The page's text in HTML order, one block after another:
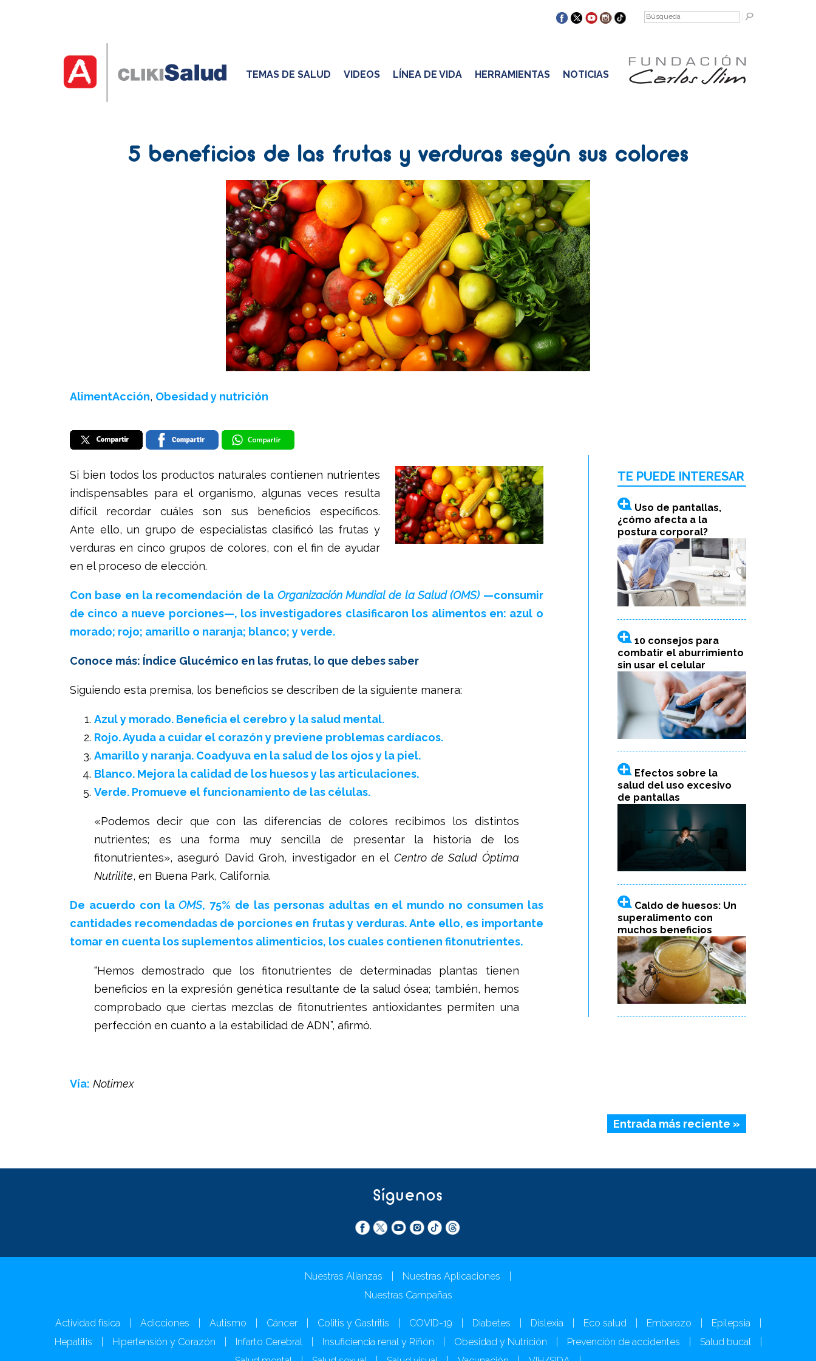
TEMAS DE SALUD VIDEOS LÍNEA DE VIDA HERRAMIENTAS NOTICIAS
5 beneficios de las frutas y verduras según sus colores
AlimentAcción, Obesidad y nutrición
Si bien todos los productos naturales contienen nutrientes
indispensables para el organismo, algunas veces resulta
difícil recordar cuáles son sus beneficios específicos.
Ante ello, un grupo de especialistas clasificó las frutas y
verduras en cinco grupos de colores, con el fin de ayudar
en el proceso de elección.
Con base en la recomendación de la Organización Mundial de la Salud (OMS) —consumir
de cinco a nueve porciones—, los investigadores clasificaron los alimentos en: azul o
morado; rojo; amarillo o naranja; blanco; y verde.
Conoce más: Índice Glucémico en las frutas, lo que debes saber
Siguiendo esta premisa, los beneficios se describen de la siguiente manera:
Azul y morado. Beneficia el cerebro y la salud mental.
Rojo. Ayuda a cuidar el corazón y previene problemas cardíacos.
Amarillo y naranja. Coadyuva en la salud de los ojos y la piel.
Blanco. Mejora la calidad de los huesos y las articulaciones.
Verde. Promueve el funcionamiento de las células.
«Podemos decir que con las diferencias de colores recibimos los distintos
nutrientes; es una forma muy sencilla de presentar la historia de los
fitonutrientes», aseguró David Groh, investigador en el Centro de Salud Óptima
Nutrilite, en Buena Park, California.
De acuerdo con laOMS, 75% de las personas adultas en el mundo no consumen las
cantidades recomendadas de porciones en frutas y verduras. Ante ello, es importante
tomar en cuenta los suplementos alimenticios, los cuales contienen fitonutrientes.
“Hemos demostrado que los fitonutrientes de determinadas plantas tienen
beneficios en la expresión genética resultante de la salud ósea; también, hemos
comprobado que ciertas mezclas de fitonutrientes antioxidantes permiten una
perfección en cuanto a la estabilidad de ADN”, afirmó.
Vía: Notimex
TE PUEDE INTERESAR
Uso de pantallas,
¿cómo afecta a la
postura corporal?
10 consejos para
combatir el aburrimiento
sin usar el celular
Efectos sobre la
salud del uso excesivo
de pantallas
Caldo de huesos: Un
superalimento con
muchos beneficios
Entrada más reciente »
Síguenos
Nuestras Alianzas Nuestras Aplicaciones
Nuestras Campañas
Actividad física Adicciones Autismo Cáncer Colitis y Gastritis COVID-19 Diabetes Dislexia Eco salud Embarazo Epilepsia
Hepatitis
Hipertensión y Corazón Infarto Cerebral Insuficiencia renal y Riñón Obesidad y Nutrición Prevención de accidentes Salud bucal